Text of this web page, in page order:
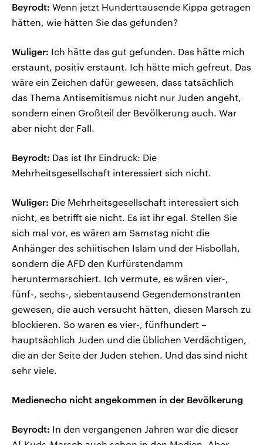
Beyrodt: Wenn jetzt Hunderttausende Kippa getragen
hätten, wie hätten Sie das gefunden?
Wuliger: Ich hätte das gut gefunden. Das hätte mich
erstaunt, positiv erstaunt. Ich hätte mich gefreut. Das
wäre ein Zeichen dafür gewesen, dass tatsächlich
das Thema Antisemitismus nicht nur Juden angeht,
sondern einen Großteil der Bevölkerung auch. War
aber nicht der Fall.
Beyrodt: Das ist Ihr Eindruck: Die
Mehrheitsgesellschaft interessiert sich nicht.
Wuliger: Die Mehrheitsgesellschaft interessiert sich
nicht, es betrifft sie nicht. Es ist ihr egal. Stellen Sie
sich mal vor, es wären am Samstag nicht die
Anhänger des schiitischen Islam und der Hisbollah,
sondern die AFD den Kurfürstendamm
heruntermarschiert. Ich vermute, es wären vier-,
fünf-, sechs-, siebentausend Gegendemonstranten
gewesen, die auch versucht hätten, diesen Marsch zu
blockieren. So waren es vier-, fünfhundert –
hauptsächlich Juden und die üblichen Verdächtigen,
die an der Seite der Juden stehen. Und das sind nicht
sehr viele.
Medienecho nicht angekommen in der Bevölkerung
Beyrodt: In den vergangenen Jahren war die dieser